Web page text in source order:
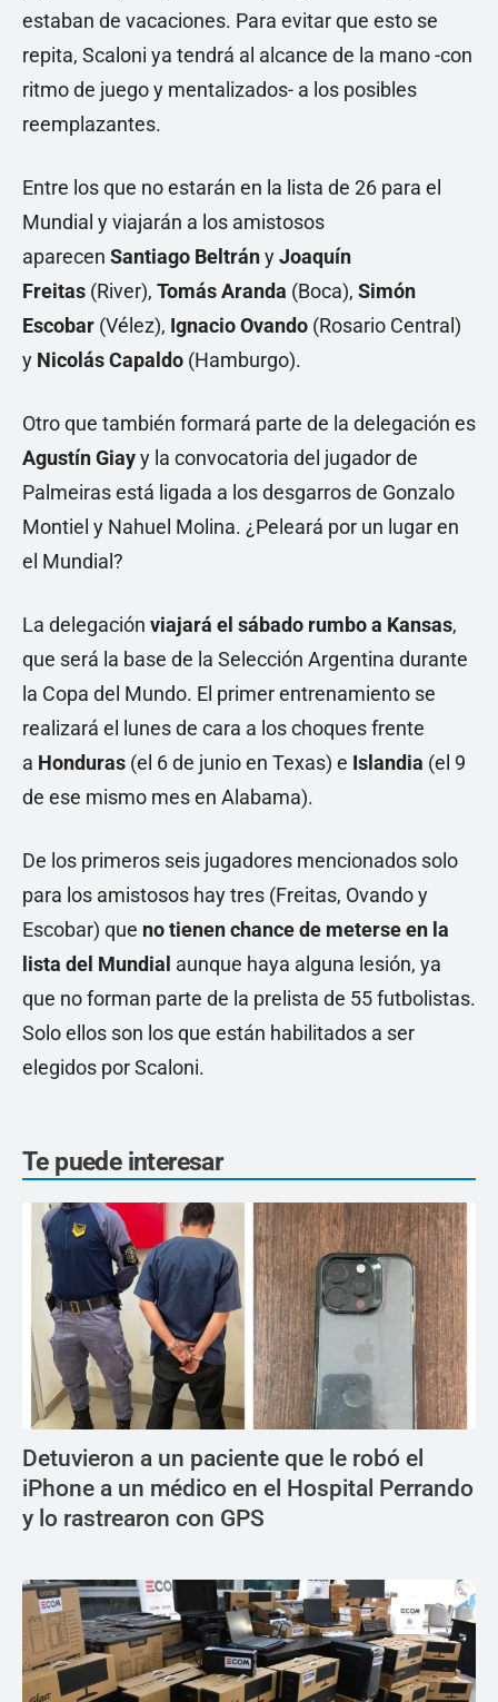
estaban de vacaciones. Para evitar que esto se
repita, Scaloni ya tendrá al alcance de la mano -con
ritmo de juego y mentalizados- a los posibles
reemplazantes.
Entre los que no estarán en la lista de 26 para el
Mundial y viajarán a los amistosos
aparecen Santiago BeltrányJoaquín
Freitas (River), Tomás Aranda (Boca), Simón
Escobar (Vélez), Ignacio Ovando (Rosario Central)
y Nicolás Capaldo (Hamburgo).
Otro que también formará parte de la delegación es
Agustín Giayy la convocatoria del jugador de
Palmeiras está ligada a los desgarros de Gonzalo
Montiel y Nahuel Molina. ¿Peleará por un lugar en
el Mundial?
La delegación viajará el sábado rumbo a Kansas,
que será la base de la Selección Argentina durante
la Copa del Mundo. El primer entrenamiento se
realizará el lunes de cara a los choques frente
a Honduras (el 6 de junio en Texas) e Islandia (el 9
de ese mismo mes en Alabama).
De los primeros seis jugadores mencionados solo
para los amistosos hay tres (Freitas, Ovando y
Escobar) que no tienen chance de meterse en la
lista del Mundial aunque haya alguna lesión, ya
que no forman parte de la prelista de 55 futbolistas.
Solo ellos son los que están habilitados a ser
elegidos por Scaloni.
Te puede interesar
Detuvieron a un paciente que le robó el
iPhone a un médico en el Hospital Perrando
y lo rastrearon con GPS